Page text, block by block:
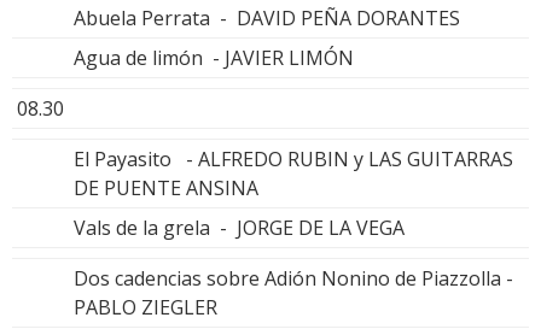
Abuela Perrata - DAVID PEÑA DORANTES
Agua de limón - JAVIER LIMÓN
08.30
El Payasito - ALFREDO RUBIN y LAS GUITARRAS
DE PUENTE ANSINA
Vals de la grela - JORGE DE LA VEGA
Dos cadencias sobre Adión Nonino de Piazzolla -
PABLO ZIEGLER